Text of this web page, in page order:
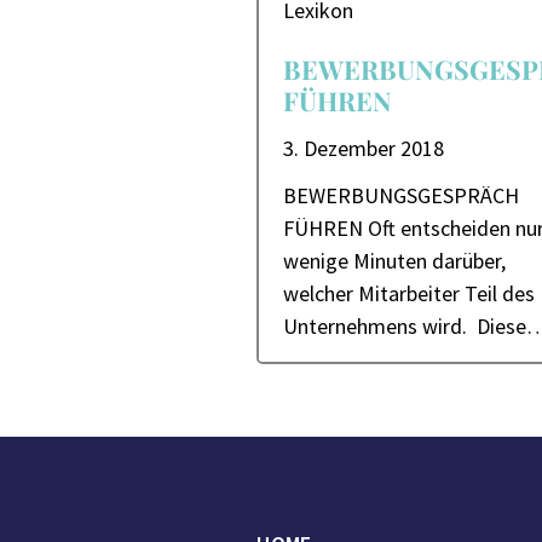
Lexikon
3. Dezember 2018
FÜHREN
BEWERBUNGSGESPRÄCH
FÜHREN Oft entscheiden
wenige Minuten darüber,
welcher Mitarbeiter Teil des
Unternehmens wird.